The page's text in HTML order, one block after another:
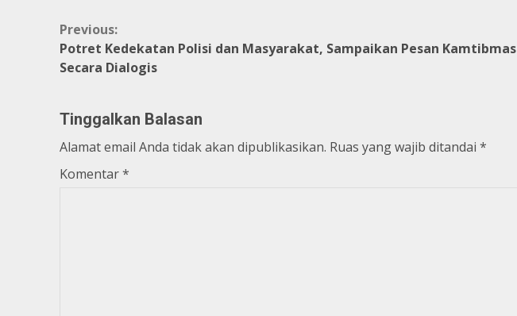
Continue
Reading
Previous:
Potret Kedekatan Polisi dan Masyarakat, Sampaikan Pesan Kamtibmas
Secara Dialogis
Tinggalkan Balasan
Alamat email Anda tidak akan dipublikasikan. Ruas yang wajib ditandai *
Komentar*